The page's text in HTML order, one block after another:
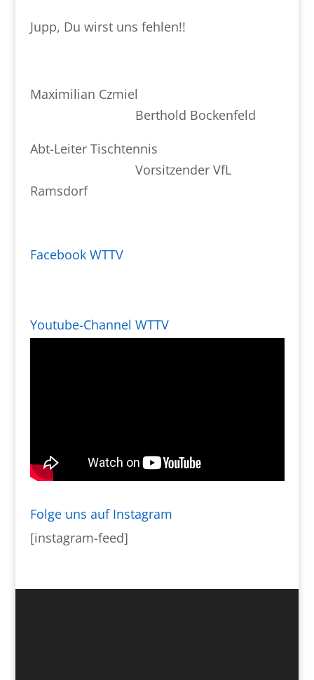
Jupp, Du wirst uns fehlen!!
Maximilian Czmiel
Berthold Bockenfeld
Abt-Leiter Tischtennis
Vorsitzender VfL
Ramsdorf
Facebook WTTV
Youtube-Channel WTTV
Folge uns auf Instagram
[instagram-feed]